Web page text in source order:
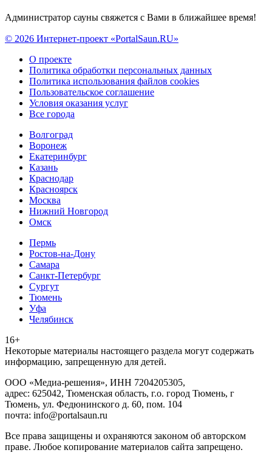
Администратор сауны свяжется с Вами в ближайшее время!
© 2026 Интернет-проект «PortalSaun.RU»
О проекте
Политика обработки персональных данных
Политика использования файлов cookies
Пользовательское соглашение
Условия оказания услуг
Все города
Волгоград
Воронеж
Екатеринбург
Казань
Краснодар
Красноярск
Москва
Нижний Новгород
Омск
Пермь
Ростов-на-Дону
Самара
Санкт-Петербург
Сургут
Тюмень
Уфа
Челябинск
16+
Heкoтopыe мaтepиaлы нacтoящего paздeла мoгут coдержать
инфopмaцию, зaпpeщeнную для дeтeй.
ООО «Медиа-решения», ИНН 7204205305,
адрес: 625042, Тюменская область, г.о. город Тюмень, г
Тюмень, ул. Федюнинского д. 60, пом. 104
почта: info@portalsaun.ru
Вce прaвa зaщищeны и oxpaняютcя зaкoнoм oб aвтopcкoм
прaве. Любoe кoпиpoвaниe мaтepиaлов caйтa зaпpeщeнo.